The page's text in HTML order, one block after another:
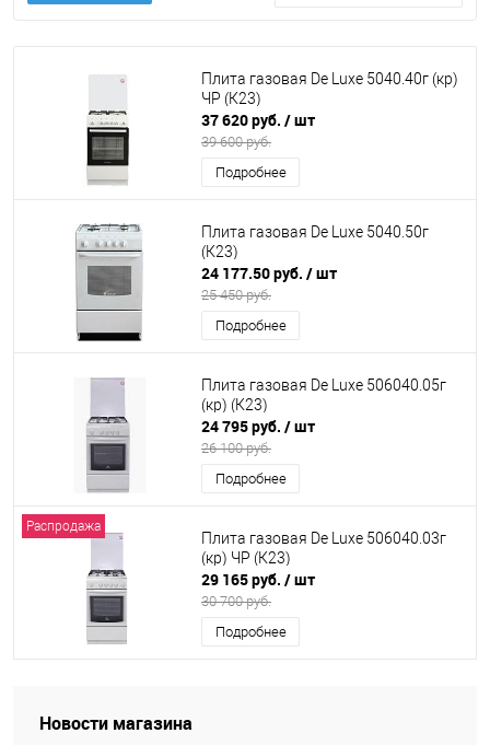
Плита газовая De Luxe 5040.40г (кр)
ЧР (К23)
37 620 руб. / шт
39 600 руб.
Подробнее
Плита газовая De Luxe 5040.50г
(К23)
24 177.50 руб. / шт
25 450 руб.
Подробнее
Плита газовая De Luxe 506040.05г
(кр) (К23)
24 795 руб. / шт
26 100 руб.
Подробнее
Распродажа
Плита газовая De Luxe 506040.03г
(кр) ЧР (К23)
29 165 руб. / шт
30 700 руб.
Подробнее
Новости магазина